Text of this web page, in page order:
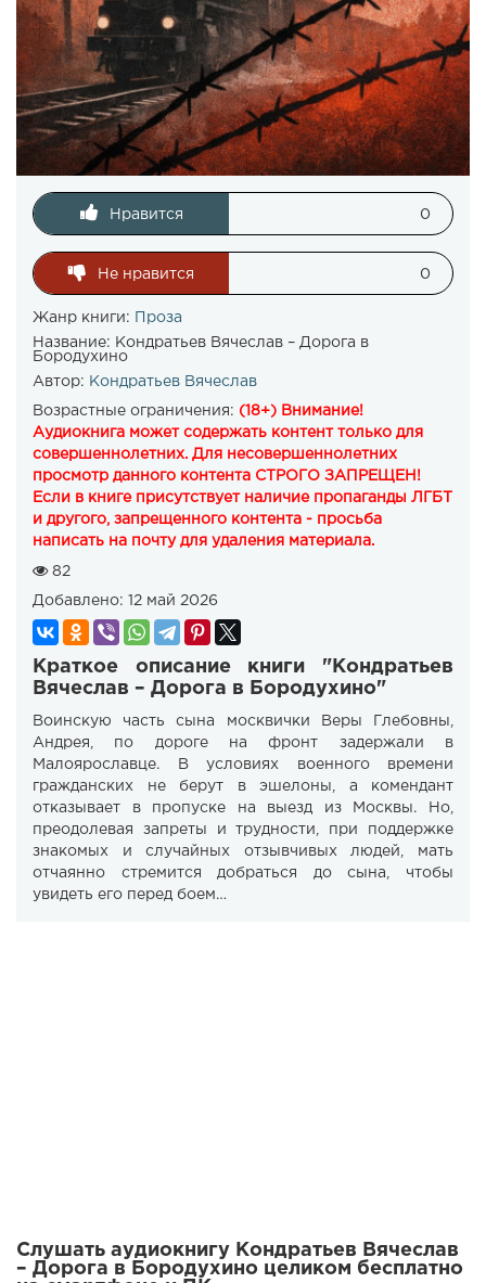
Нравится 0
Не нравится 0
Жанр книги:
Проза
Название: Кондратьев Вячеслав – Дорога в
Бородухино
Автор: Кондратьев Вячеслав
Возрастные ограничения: (18+) Внимание!
Аудиокнига может содержать контент только для
совершеннолетних. Для несовершеннолетних
просмотр данного контента СТРОГО ЗАПРЕЩЕН!
Если в книге присутствует наличие пропаганды ЛГБТ
и другого, запрещенного контента - просьба
написать на почту для удаления материала.
82
Добавлено: 12 май 2026
Краткое описание книги "Кондратьев
Вячеслав – Дорога в Бородухино"
Воинскую часть сына москвички Веры Глебовны,
Андрея, по дороге на фронт задержали в
Малоярославце. В условиях военного времени
гражданских не берут в эшелоны, а комендант
отказывает в пропуске на выезд из Москвы. Но,
преодолевая запреты и трудности, при поддержке
знакомых и случайных отзывчивых людей, мать
отчаянно стремится добраться до сына, чтобы
увидеть его перед боем…
Слушать аудиокнигу Кондратьев Вячеслав
– Дорога в Бородухино целиком бесплатно